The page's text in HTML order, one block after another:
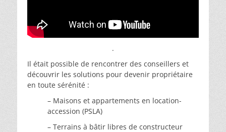
.
Il était possible de rencontrer des conseillers et
découvrir les solutions pour devenir propriétaire
en toute sérénité :
– Maisons et appartements en location-
accession (PSLA)
– Terrains à bâtir libres de constructeur